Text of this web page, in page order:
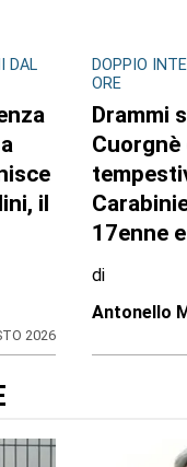
DAL
il
2026
DOPPIO
ORE
Drammi
Cuorgnè
17enne
di
Antonello